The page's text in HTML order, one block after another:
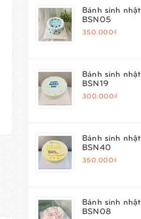
Bánh sinh nhật
BSN05
350.000₫
Bánh sinh nhật
BSN19
300.000₫
Bánh sinh nhật
BSN40
350.000₫
Bánh sinh nhật
BSN08